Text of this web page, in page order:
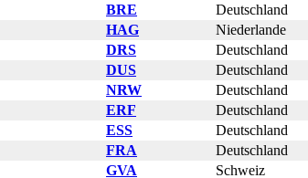
BRE
Deutschland
HAG
Niederlande
DRS
Deutschland
DUS
Deutschland
NRW
Deutschland
ERF
Deutschland
ESS
Deutschland
FRA
Deutschland
GVA
Schweiz